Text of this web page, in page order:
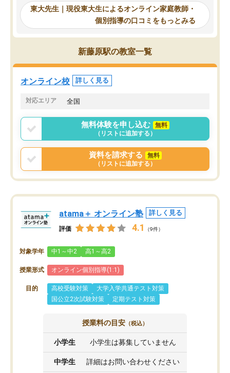
れるので、親としても安心です。毎日
使える自習室とかもあり、わからない
ところがあれば先生が回答してくれる
のも重宝しています。
自習室が毎日使えていつ
るのが心強かったよう
謝です。
東大先生｜現役東大生によるオンライン家庭教師・
個別指導の口コミをもっとみる
新藤原駅の教室一覧
オンライン校 詳しく見る
対応エリア 全国
無料体験を申し込む
無料
（リストに追加する）
資料を請求する
無料
（リストに追加する）
atama＋ オンライン塾 詳しく見る
評価 4.1 （9件）
対象学年 中1～中2 高1～高2
授業形式 オンライン個別指導(1:1)
目的 高校受験対策
大学入学共通テスト対策
国公立2次試験対策
定期テスト対策
授業料の目安 （税込）
小学生 小学生は募集していません
中学生 詳細はお問い合わせください